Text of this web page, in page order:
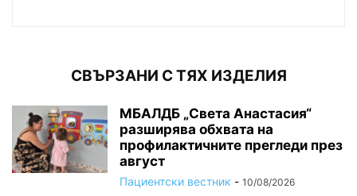
СВЪРЗАНИ С ТЯХ ИЗДЕЛИЯ
МБАЛДБ „Света Анастасия“
разширява обхвата на
профилактичните прегледи през
август
Пациентски вестник - 10/08/2026